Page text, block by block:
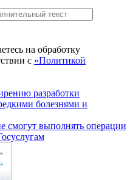
на обработку
с «Политикой
разработки
болезнями и
смогут выполнять операции